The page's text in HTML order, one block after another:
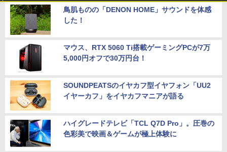
鳥肌ものの「DENON HOME」サウンドを体感
した！
マウス、RTX 5060 Ti搭載ゲーミングPCが7万
5,000円オフで30万円台！
SOUNDPEATSのイヤカフ型イヤフォン「UU2
イヤーカフ」をイヤカフマニアが語る
ハイグレードテレビ「TCL Q7D Pro」。圧巻の
色彩美で映画＆ゲームが極上体験に